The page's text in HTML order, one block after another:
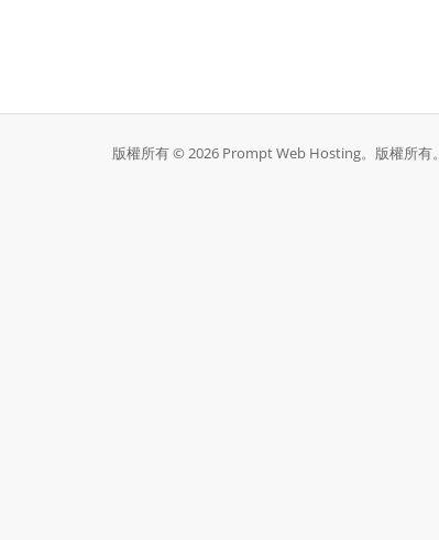
版權所有 © 2026 Prompt Web Hosting。版權所有。